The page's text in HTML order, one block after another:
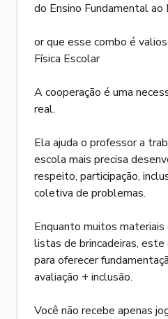
do Ensino Fundamental ao
or que esse combo é
Física Escolar
A cooperação é uma
real.
Ela ajuda o professor a
escola mais precisa
respeito, participação,
coletiva de problemas.
Enquanto muitos
listas de brincadeiras,
para oferecer
avaliação + inclusão.
Você não recebe apenas